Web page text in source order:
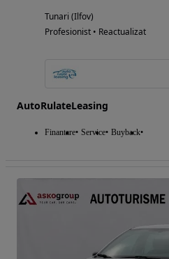
Tunari (Ilfov)
Profesionist • Reactualizat
AutoRulateLeasing
Finantare Service Buyback